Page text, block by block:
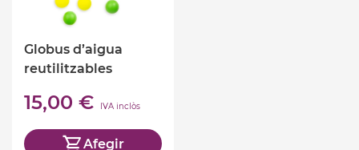
Globus d’aigua
reutilitzables
15,00 € IVA inclòs
Afegir